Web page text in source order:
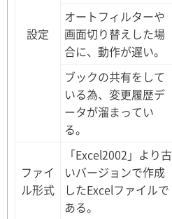
設定
オートフィルターや
画面切り替えした場
合に、動作が遅い。
ブックの共有をして
いる為、変更履歴デ
ータが溜まってい
る。
ファイ
ル形式
「Excel2002」より古
いバージョンで作成
したExcelファイルで
ある。